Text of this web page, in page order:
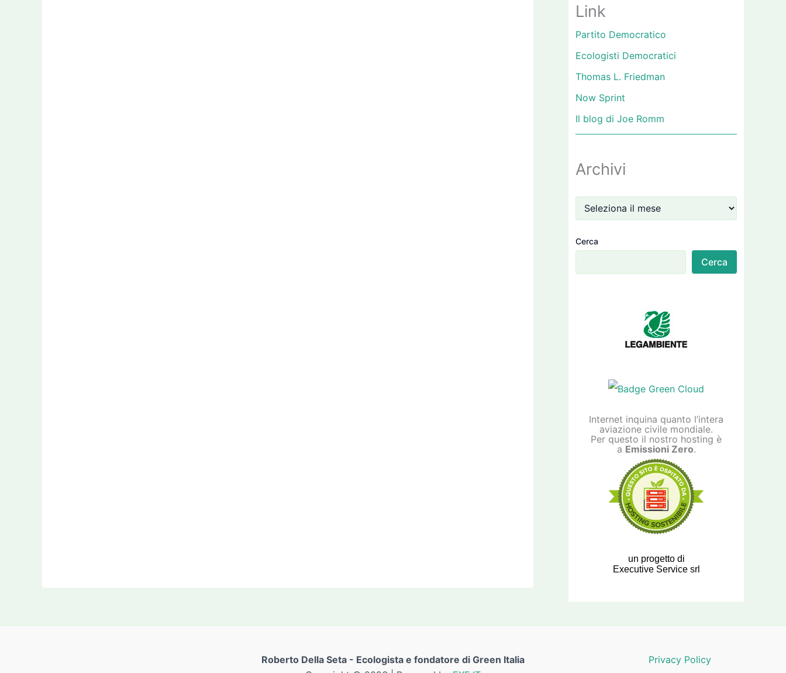
Link
Partito Democratico
Ecologisti Democratici
Thomas L. Friedman
Now Sprint
Il blog di Joe Romm
Archivi
Cerca
Cerca
Internet inquina quanto l’intera
aviazione civile mondiale.
Per questo il nostro hosting è
a Emissioni Zero.
un progetto di
Executive Service srl
Roberto Della Seta - Ecologista e fondatore di Green Italia
Privacy Policy